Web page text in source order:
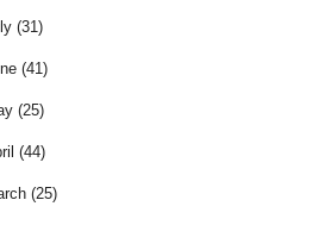
(31)
(41)
(25)
(44)
(25)